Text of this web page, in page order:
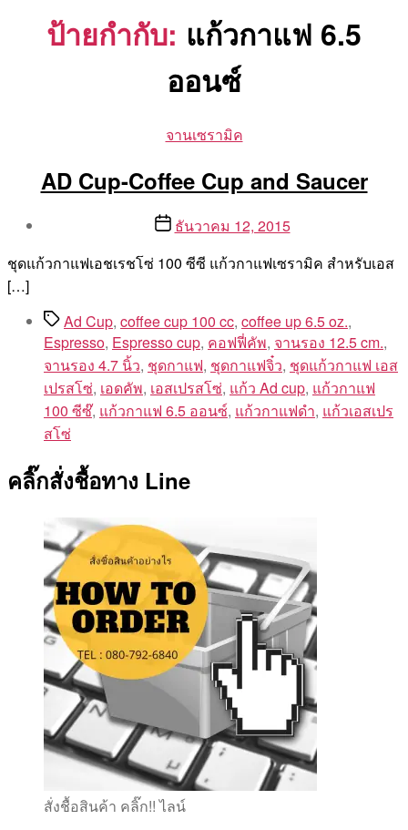
ป้ายกำกับ: แก้วกาแฟ 6.5
ออนซ์
Categories
จานเซรามิค
AD Cup-Coffee Cup and Saucer
Aea
Postธันวาคม 12, 2015
ชุดแก้วกาแฟเอชเรชโซ่ 100 ซีซี แก้วกาแฟเซรามิค สำหรับเอส
[…]
TagsAd Cup, coffee cup 100 cc, coffee up 6.5 oz.,
Espresso, Espresso cup, คอฟฟี่คัพ, จานรอง 12.5 cm.,
จานรอง 4.7 นิ้ว, ชุดกาแฟ, ชุดกาแฟจิ๋ว, ชุดแก้วกาแฟ เอส
เปรสโซ่, เอดคัพ, เอสเปรสโซ่, แก้ว Ad cup, แก้วกาแฟ
100 ซีซ๊, แก้วกาแฟ 6.5 ออนซ์, แก้วกาแฟดำ, แก้วเอสเปร
สโซ่
คลิ๊กสั่งชื้อทาง Line
สั่งชื้อสินค้า คลิ๊ก!! ไลน์